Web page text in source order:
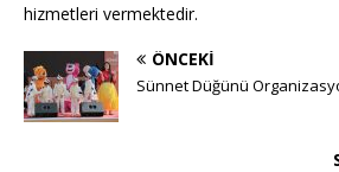
hizmetleri vermektedir.
ÖNCEKI
Sünnet Düğünü